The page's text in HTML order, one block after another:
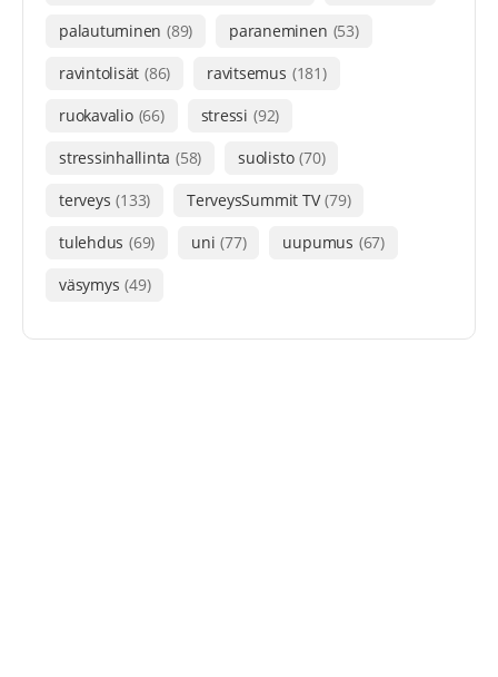
palautuminen (89) paraneminen (53)
ravintolisät (86) ravitsemus (181)
ruokavalio (66) stressi (92)
stressinhallinta (58) suolisto (70)
terveys (133) TerveysSummit TV (79)
tulehdus (69) uni (77) uupumus (67)
väsymys (49)